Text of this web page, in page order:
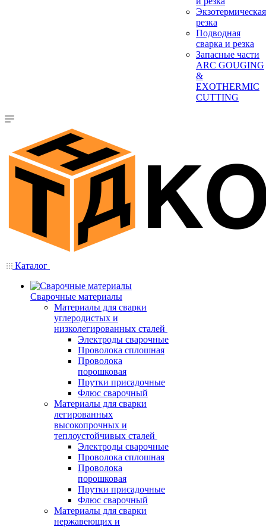
Экзотермическая
резка
Подводная
сварка и резка
Запасные части
ARC GOUGING
&
EXOTHERMIC
CUTTING
Каталог
Сварочные материалы
Материалы для сварки
углеродистых и
низколегированных сталей
Электроды сварочные
Проволока сплошная
Проволока
порошковая
Прутки присадочные
Флюс сварочный
Материалы для сварки
легированных
высокопрочных и
теплоустойчивых сталей
Электроды сварочные
Проволока сплошная
Проволока
порошковая
Прутки присадочные
Флюс сварочный
Материалы для сварки
нержавеющих и